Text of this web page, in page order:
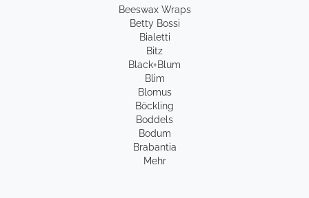
Beeswax Wraps
Betty Bossi
Bialetti
Bitz
Black+Blum
Blim
Blomus
Böckling
Boddels
Bodum
Brabantia
Mehr